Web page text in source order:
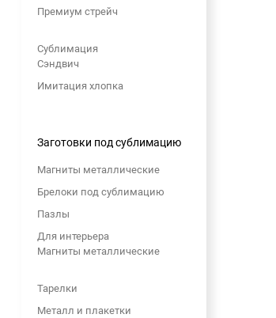
Премиум стрейч
Сублимация
Сэндвич
Имитация хлопка
Заготовки под сублимацию
Магниты металлические
Брелоки под сублимацию
Пазлы
Для интерьера
Магниты металлические
Тарелки
Металл и плакетки